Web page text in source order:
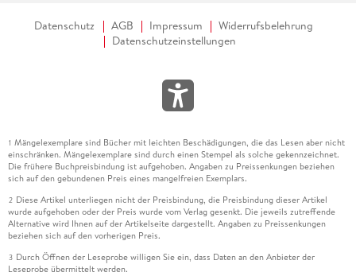
Datenschutz AGB Impressum
Widerrufsbelehrung
Datenschutzeinstellungen
1 Mängelexemplare sind Bücher mit leichten Beschädigungen, die das Lesen aber nicht
einschränken. Mängelexemplare sind durch einen Stempel als solche gekennzeichnet.
Die frühere Buchpreisbindung ist aufgehoben. Angaben zu Preissenkungen beziehen
sich auf den gebundenen Preis eines mangelfreien Exemplars.
2 Diese Artikel unterliegen nicht der Preisbindung, die Preisbindung dieser Artikel
wurde aufgehoben oder der Preis wurde vom Verlag gesenkt. Die jeweils zutreffende
Alternative wird Ihnen auf der Artikelseite dargestellt. Angaben zu Preissenkungen
beziehen sich auf den vorherigen Preis.
3 Durch Öffnen der Leseprobe willigen Sie ein, dass Daten an den Anbieter der
Leseprobe übermittelt werden.